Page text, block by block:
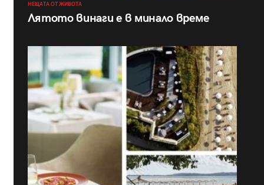
НЕЩАТА ОТ ЖИВОТА
Лятото винаги е в минало време